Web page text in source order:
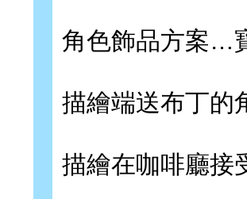
角色飾品方案…
描繪端送布丁的
描繪在咖啡廳接